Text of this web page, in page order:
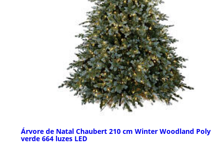
Árvore de Natal Chaubert 210 cm Winter Woodland Poly
verde 664 luzes LED